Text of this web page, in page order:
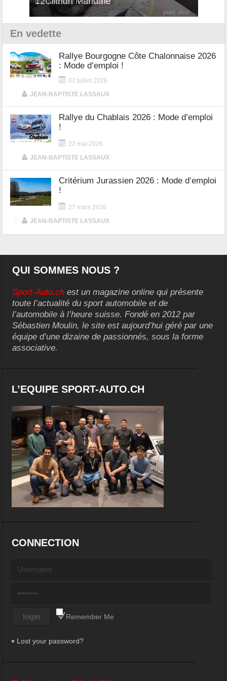
En vedette
Rallye Bourgogne Côte Chalonnaise 2026
: Mode d’emploi !
02 juillet 2026
JEAN-BAPTISTE LASSAUX
Rallye du Chablais 2026 : Mode d’emploi
!
22 mai 2026
JEAN-BAPTISTE LASSAUX
Critérium Jurassien 2026 : Mode d’emploi
!
27 mars 2026
JEAN-BAPTISTE LASSAUX
QUI SOMMES NOUS ?
Sport-Auto.ch est un magazine online qui présente
toute l’actualité du sport automobile et de
l’automobile à l’heure suisse. Fondé en 2012 par
Sébastien Moulin, le site est aujourd’hui géré par une
équipe d’une dizaine de passionnés, sous la forme
associative.
L’EQUIPE SPORT-AUTO.CH
CONNECTION
Remember Me
Lost your password?